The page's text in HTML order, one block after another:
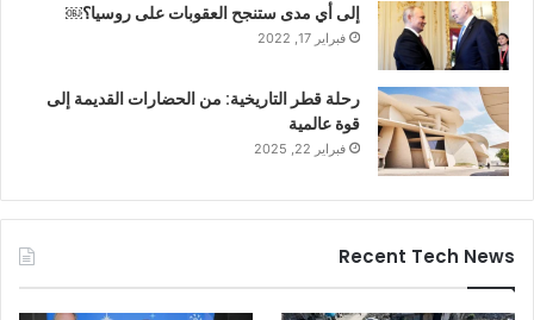
إلى أي مدى ستنجح العقوبات على روسيا؟￼
فبراير 17, 2022
رحلة قطر التاريخية: من الحضارات القديمة إلى
قوة عالمية
فبراير 22, 2025
Recent Tech News